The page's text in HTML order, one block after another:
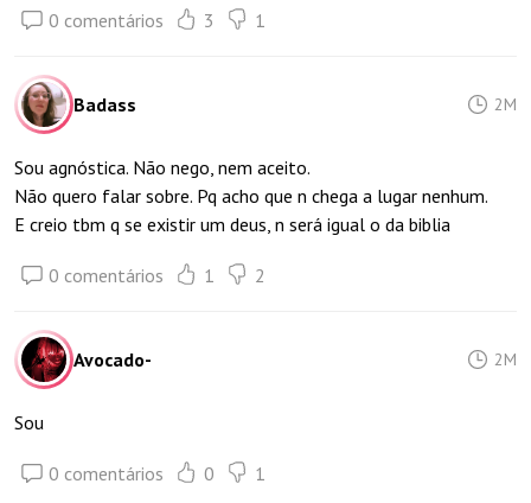
0 comentários 3 1
Badass 2M
Sou agnóstica. Não nego, nem aceito.
Não quero falar sobre. Pq acho que n chega a lugar nenhum.
E creio tbm q se existir um deus, n será igual o da biblia
0 comentários 1 2
Avocado- 2M
Sou
0 comentários 0 1